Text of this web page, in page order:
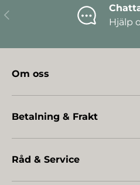
Föregående
Hjälp
Om oss
Betalning & Frakt
Råd & Service